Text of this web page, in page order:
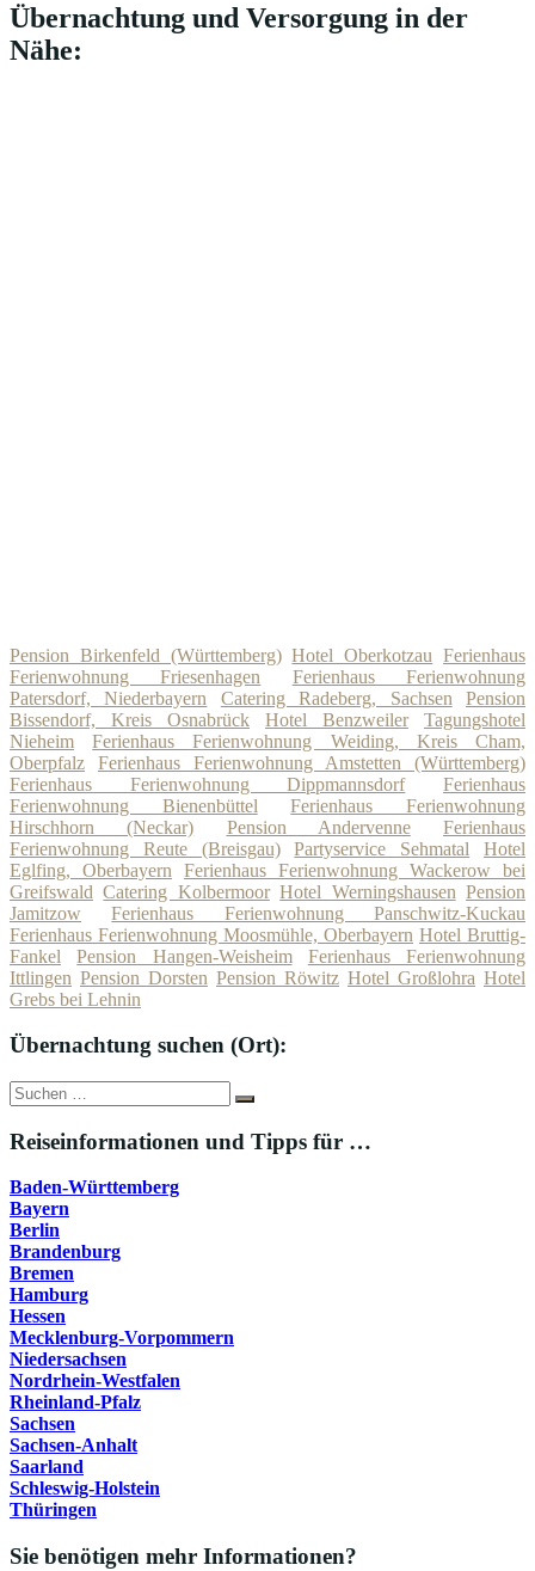
Übernachtung und Versorgung in der
Nähe:
Pension Birkenfeld (Württemberg) Hotel Oberkotzau Ferienhaus
Ferienwohnung Friesenhagen
Ferienhaus Ferienwohnung
Patersdorf, Niederbayern
Catering Radeberg, Sachsen
Pension
Bissendorf, Kreis Osnabrück
Hotel Benzweiler
Tagungshotel
Nieheim
Ferienhaus Ferienwohnung Weiding, Kreis Cham,
Oberpfalz
Ferienhaus Ferienwohnung Amstetten (Württemberg)
Ferienhaus Ferienwohnung Dippmannsdorf
Ferienhaus
Ferienwohnung Bienenbüttel
Ferienhaus Ferienwohnung
Hirschhorn (Neckar)
Pension Andervenne
Ferienhaus
Ferienwohnung Reute (Breisgau)
Partyservice Sehmatal
Hotel
Eglfing, Oberbayern
Ferienhaus Ferienwohnung Wackerow bei
Greifswald Catering Kolbermoor Hotel Werningshausen Pension
Jamitzow
Ferienhaus Ferienwohnung Panschwitz-Kuckau
Ferienhaus Ferienwohnung Moosmühle, Oberbayern Hotel Bruttig-
Fankel
Pension Hangen-Weisheim
Ferienhaus Ferienwohnung
Ittlingen Pension Dorsten Pension Röwitz Hotel Großlohra Hotel
Grebs bei Lehnin
Übernachtung suchen (Ort):
Suche
nach:
Suchen
Reiseinformationen und Tipps für …
Baden-Württemberg
Bayern
Berlin
Brandenburg
Bremen
Hamburg
Hessen
Mecklenburg-Vorpommern
Niedersachsen
Nordrhein-Westfalen
Rheinland-Pfalz
Sachsen
Sachsen-Anhalt
Saarland
Schleswig-Holstein
Thüringen
Sie benötigen mehr Informationen?